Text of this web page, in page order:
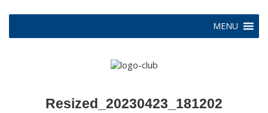
MENU
Resized_20230423_181202